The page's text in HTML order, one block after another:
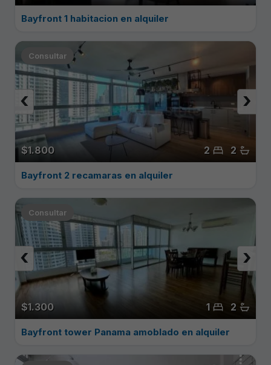
Bayfront 1 habitacion en alquiler
Consultar
$1.800 2
2
›
‹
Bayfront 2 recamaras en alquiler
Consultar
$1.300 2
1
›
‹
Bayfront tower Panama amoblado en alquiler